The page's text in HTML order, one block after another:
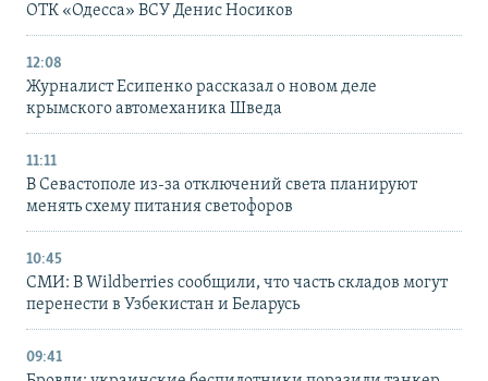
ОТК «Одесса» ВСУ Денис Носиков
12:08
Журналист Есипенко рассказал о новом деле
крымского автомеханика Шведа
11:11
В Севастополе из-за отключений света планируют
менять схему питания светофоров
10:45
СМИ: В Wildberries сообщили, что часть складов могут
перенести в Узбекистан и Беларусь
09:41